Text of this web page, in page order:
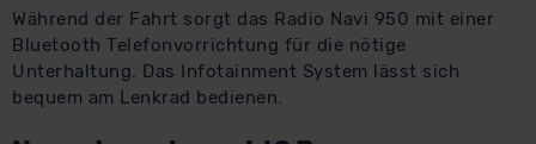
Während der Fahrt sorgt das Radio Navi 950 mit einer
Bluetooth Telefonvorrichtung für die nötige
Unterhaltung. Das Infotainment System lässt sich
bequem am Lenkrad bedienen.